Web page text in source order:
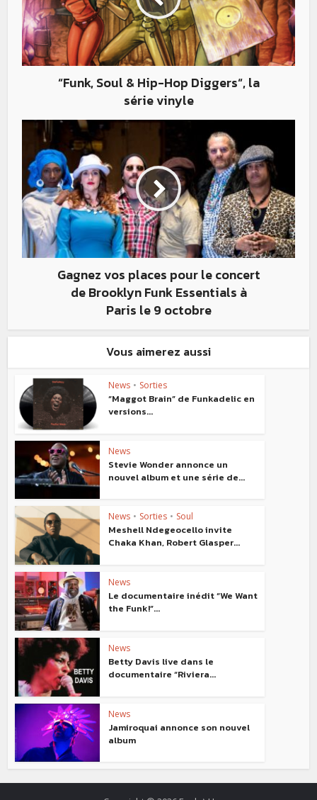
“Funk, Soul & Hip-Hop Diggers“, la
série vinyle
Gagnez vos places pour le concert
de Brooklyn Funk Essentials à
Paris le 9 octobre
Vous aimerez aussi
News • Sorties
“Maggot Brain” de Funkadelic en
versions...
News
Stevie Wonder annonce un
nouvel album et une série de...
News • Sorties • Soul
Meshell Ndegeocello invite
Chaka Khan, Robert Glasper...
News
Le documentaire inédit “We Want
the Funk!”...
News
Betty Davis live dans le
documentaire “Riviera...
News
Jamiroquai annonce son nouvel
album